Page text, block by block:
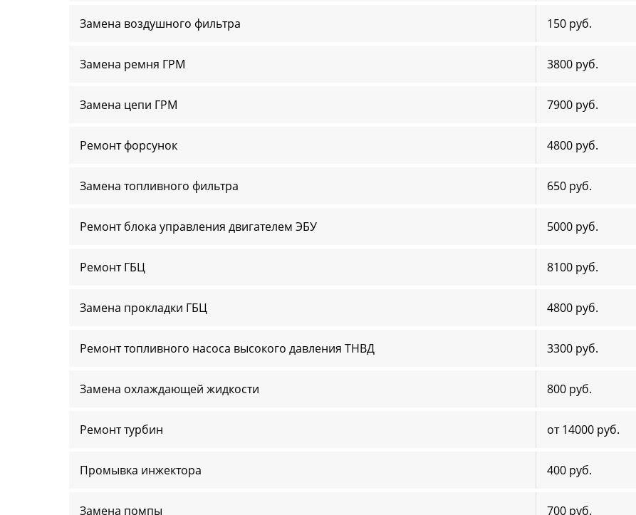
Замена воздушного фильтра 150 руб.
Замена ремня ГРМ 3800 руб.
Замена цепи ГРМ 7900 руб.
Ремонт форсунок 4800 руб.
Замена топливного фильтра 650 руб.
Ремонт блока управления двигателем ЭБУ 5000 руб.
Ремонт ГБЦ 8100 руб.
Замена прокладки ГБЦ 4800 руб.
Ремонт топливного насоса высокого давления ТНВД 3300 руб.
Замена охлаждающей жидкости 800 руб.
Ремонт турбин от 14000 руб.
Промывка инжектора 400 руб.
Замена помпы 700 руб.